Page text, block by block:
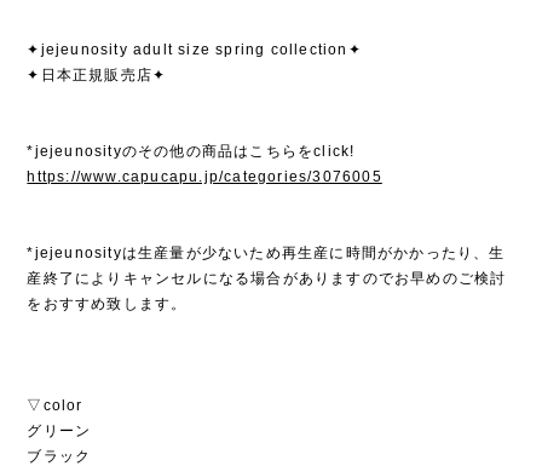
✦jejeunosity adult size spring collection✦
✦日本正規販売店✦
*jejeunosityのその他の商品はこちらをclick!
https://www.capucapu.jp/categories/3076005
*jejeunosityは生産量が少ないため再生産に時間がかかったり、生
産終了によりキャンセルになる場合がありますのでお早めのご検討
をおすすめ致します。
▽color
グリーン
ブラック